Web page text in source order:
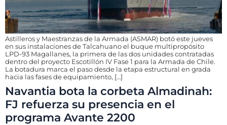
Astilleros y Maestranzas de la Armada (ASMAR) botó este jueves
en sus instalaciones de Talcahuano el buque multipropósito
LPD-93 Magallanes, la primera de las dos unidades contratadas
dentro del proyecto Escotillón IV Fase 1 para la Armada de Chile.
La botadura marca el paso desde la etapa estructural en grada
hacia las fases de equipamiento, […]
Navantia bota la corbeta Almadinah:
FJ refuerza su presencia en el
programa Avante 2200